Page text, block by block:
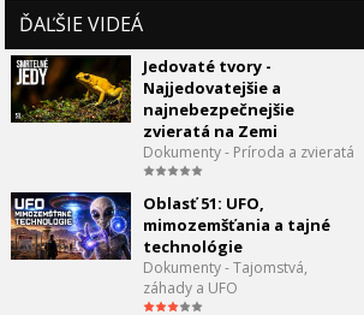
0:00
90.
0:00
91.
7 starovekých nálezov,
ktoré odporujú
akémukoľvek vysvetleniu
ĎAĽŠIE VIDEÁ
Jedovaté tvory -
Najjedovatejšie a
najnebezpečnejšie
zvieratá na Zemi
Dokumenty - Príroda a zvieratá
Oblasť 51: UFO,
mimozemšťania a tajné
technológie
Dokumenty - Tajomstvá,
záhady a UFO